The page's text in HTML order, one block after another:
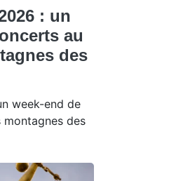
: un
au
des
week-end de
des